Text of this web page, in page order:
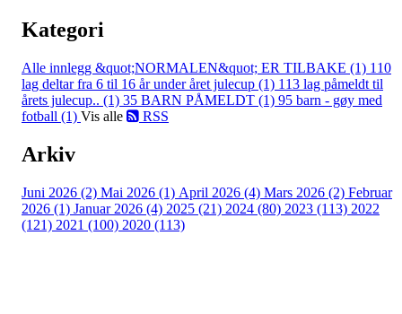
Kategori
Alle innlegg &quot;NORMALEN&quot; ER TILBAKE (1) 110
lag deltar fra 6 til 16 år under året julecup (1) 113 lag påmeldt til
årets julecup.. (1) 35 BARN PÅMELDT (1) 95 barn - gøy med
fotball (1) Vis alle RSS
Arkiv
Juni 2026 (2) Mai 2026 (1) April 2026 (4) Mars 2026 (2) Februar
2026 (1) Januar 2026 (4) 2025 (21) 2024 (80) 2023 (113) 2022
(121) 2021 (100) 2020 (113)